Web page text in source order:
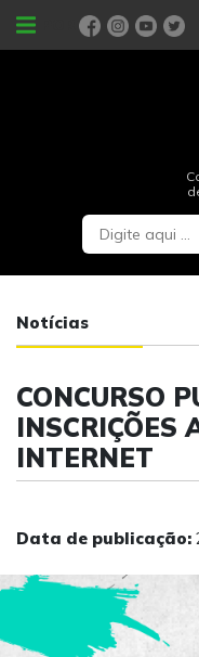
PORTAIS
Notícias
CONCURSO
INSCRIÇÕES
INTERNET
Data de publicação: